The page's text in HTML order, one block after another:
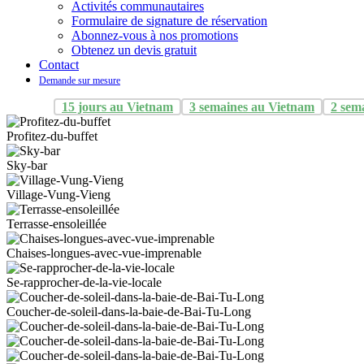
Activités communautaires
Formulaire de signature de réservation
Abonnez-vous à nos promotions
Obtenez un devis gratuit
Contact
Demande sur mesure
15 jours au Vietnam 3 semaines au Vietnam 2
Profitez-du-buffet
Sky-bar
Village-Vung-Vieng
Terrasse-ensoleillée
Chaises-longues-avec-vue-imprenable
Se-rapprocher-de-la-vie-locale
Coucher-de-soleil-dans-la-baie-de-Bai-Tu-Long